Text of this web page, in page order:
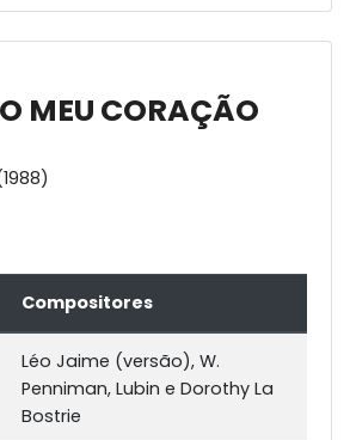
MEU CORAÇÃO
Compositores
Léo Jaime (versão), W.
Penniman, Lubin e Dorothy La
Bostrie